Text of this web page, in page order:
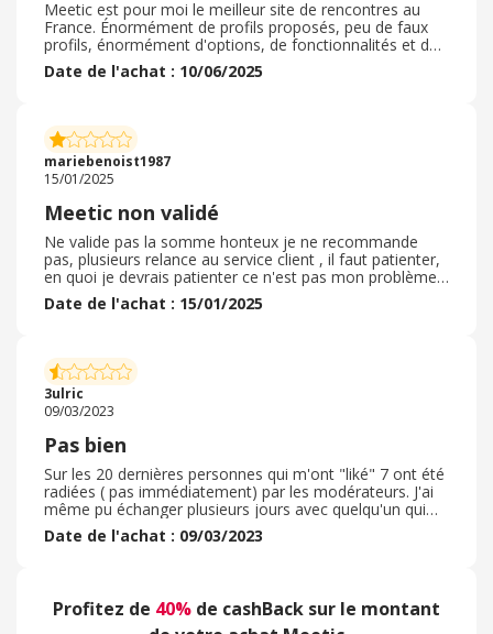
Meetic est pour moi le meilleur site de rencontres au
France. Énormément de profils proposés, peu de faux
profils, énormément d'options, de fonctionnalités et de
services proposés pour un prix défiant toute
concurrence Pour moi le meilleur rapport qualité / prix
discussion. Donc à ceux qui présentent que Meetic ne
marche pas, remettez-vous en question :) Je
recommende sans aucunes hésitations meetic
Date de l'achat : 10/06/2025
mariebenoist1987
15/01/2025
Meetic non validé
Ne valide pas la somme honteux je ne recommande
pas, plusieurs relance au service client , il faut patienter,
en quoi je devrais patienter ce n'est pas mon problème,
application mensongère les grosse sommes ne sont pas
validé, on vous fait patienter pour vous dire c'est pas
par l'application. Pourquoi ne pas supprimer les
prestataires qui ne valide pas les sommes? Pourquoi
ceci n'est pas résolu?
Date de l'achat : 15/01/2025
3ulric
09/03/2023
Pas bien
Sur les 20 dernières personnes qui m'ont "liké" 7 ont été
radiées ( pas immédiatement) par les modérateurs. J'ai
même pu échanger plusieurs jours avec quelqu'un qui
finalement m'a demandé de l'argent. Nous ne sommes
pas protégés chez Meetic. Seulement 1 sur 20 était de
reconduction de six mois va me coûter 180 euros pour
enfin pouvoir desinstaller cette application. J'ai un mot
Date de l'achat : 09/03/2023
Profitez de 40% de cashBack sur le montant